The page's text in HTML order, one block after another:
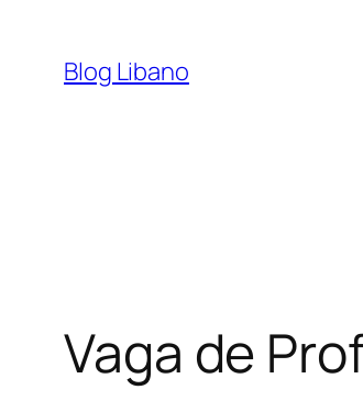
Blog Libano
Vaga de